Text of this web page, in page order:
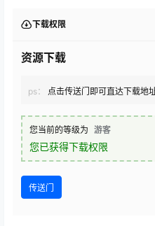
下载权限
资源下载
ps： 点击传送门即可直达下载地
您当前的等级为 游客
您已获得下载权限
传送门